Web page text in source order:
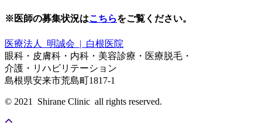
※医師の募集状況はこちらをご覧ください。
医療法人 明誠会 | 白根医院
眼科・皮膚科・内科・美容診療・医療脱毛・
介護・リハビリテーション
島根県安来市荒島町1817-1
© 2021 Shirane Clinic all rights reserved.